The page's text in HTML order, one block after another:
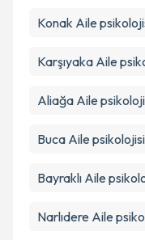
Metni'ni
Konak Aile
Karşıyaka Aile
Aliağa Aile
Buca Aile psikolojisi
Bayraklı Aile
Narlıdere Aile